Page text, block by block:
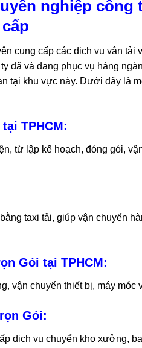
nghiệp công
cung cấp các dịch vụ vận tải
đã và đang phục vụ hàng
tại khu vực này. Dưới đây là
TPHCM:
từ lập kế hoạch, đóng gói,
taxi tải, giúp vận chuyển
Gói tại TPHCM:
vận chuyển thiết bị, máy móc
Gói:
dịch vụ chuyển kho xưởng,